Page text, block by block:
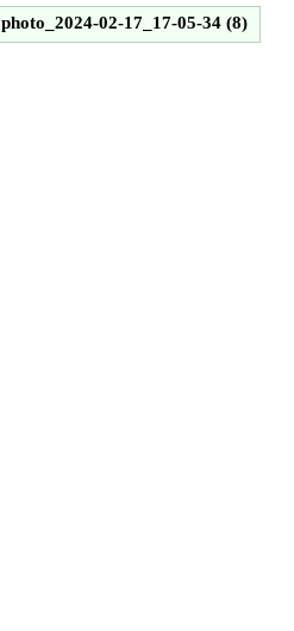
photo_2024-02-17_17-05-34 (8)